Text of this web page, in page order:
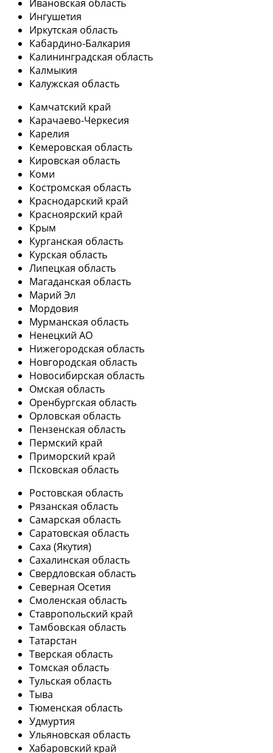
Ивановская область
Ингушетия
Иркутская область
Кабардино-Балкария
Калининградская область
Калмыкия
Калужская область
Камчатский край
Карачаево-Черкесия
Карелия
Кемеровская область
Кировская область
Коми
Костромская область
Краснодарский край
Красноярский край
Крым
Курганская область
Курская область
Липецкая область
Магаданская область
Марий Эл
Мордовия
Мурманская область
Ненецкий АО
Нижегородская область
Новгородская область
Новосибирская область
Омская область
Оренбургская область
Орловская область
Пензенская область
Пермский край
Приморский край
Псковская область
Ростовская область
Рязанская область
Самарская область
Саратовская область
Саха (Якутия)
Сахалинская область
Свердловская область
Северная Осетия
Смоленская область
Ставропольский край
Тамбовская область
Татарстан
Тверская область
Томская область
Тульская область
Тыва
Тюменская область
Удмуртия
Ульяновская область
Хабаровский край